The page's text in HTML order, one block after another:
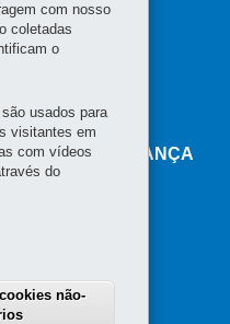
DE GOVERNANÇA
com nosso
coletadas
o
usados para
visitantes em
com vídeos
do
não-